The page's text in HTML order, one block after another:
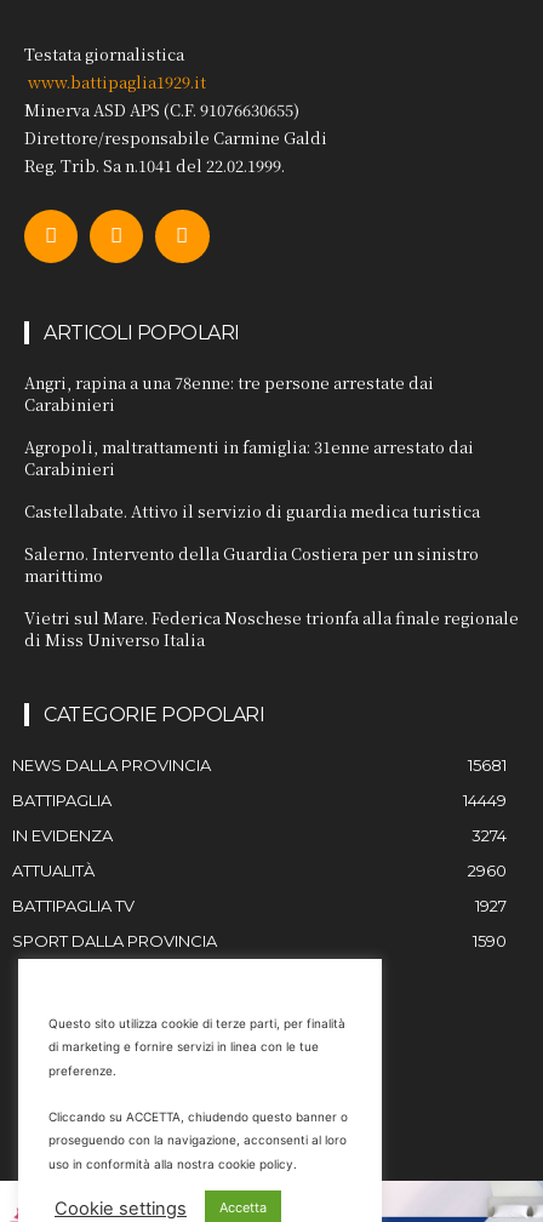
Testata giornalistica
www.battipaglia1929.it
Minerva ASD APS (C.F. 91076630655)
Direttore/responsabile Carmine Galdi
Reg. Trib. Sa n.1041 del 22.02.1999.
ARTICOLI POPOLARI
Angri, rapina a una 78enne: tre persone arrestate dai
Carabinieri
Agropoli, maltrattamenti in famiglia: 31enne arrestato dai
Carabinieri
Castellabate. Attivo il servizio di guardia medica turistica
Salerno. Intervento della Guardia Costiera per un sinistro
marittimo
Vietri sul Mare. Federica Noschese trionfa alla finale regionale
di Miss Universo Italia
CATEGORIE POPOLARI
NEWS DALLA PROVINCIA
15681
BATTIPAGLIA
14449
IN EVIDENZA
3274
ATTUALITÀ
2960
BATTIPAGLIA TV
1927
SPORT DALLA PROVINCIA
1590
Email
marketing@battipaglia1929.it
carminegaldi@virgilio.it
Questo sito utilizza cookie di terze parti, per finalità
di marketing e fornire servizi in linea con le tue
preferenze.
Cliccando su ACCETTA, chiudendo questo banner o
proseguendo con la navigazione, acconsenti al loro
uso in conformità alla nostra cookie policy.
Cookie settings Accetta